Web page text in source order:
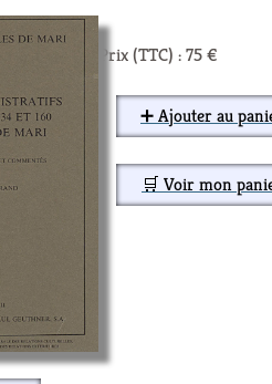
Prix (TTC) : 75 €
➕ Ajouter au
🛒 Voir mon